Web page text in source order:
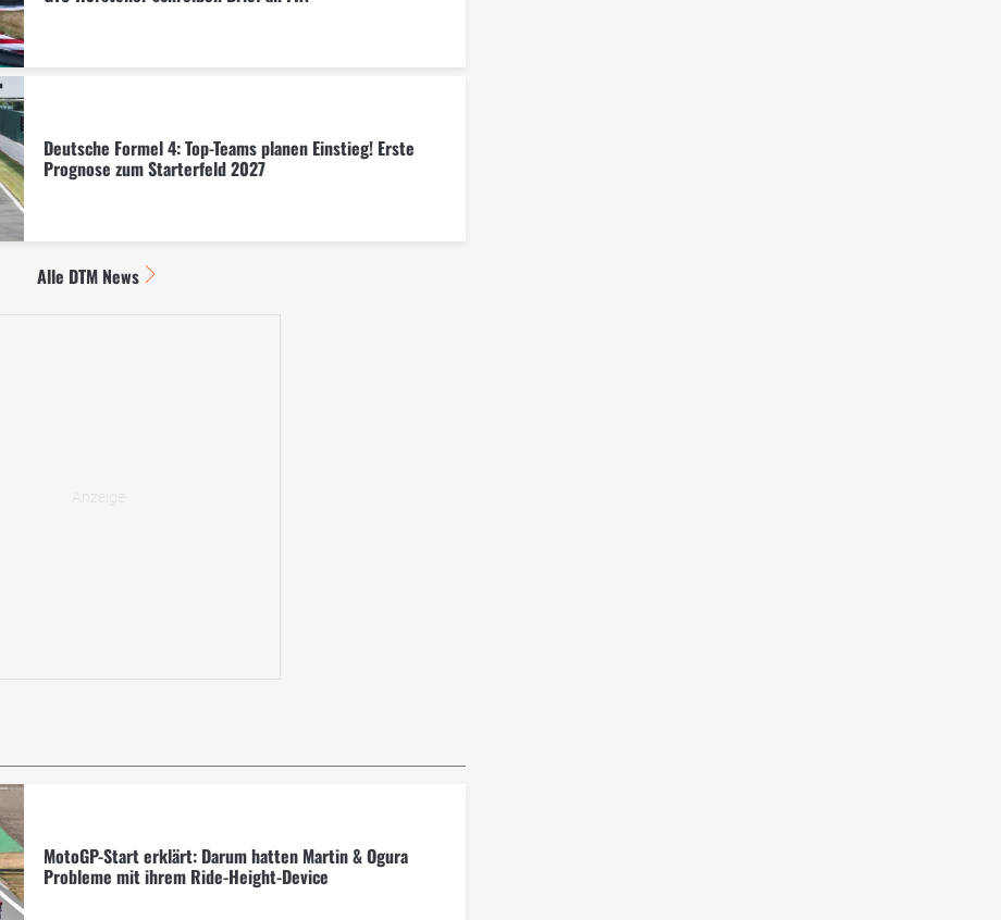
Deutsche Formel 4: Top-Teams planen Einstieg! Erste
Prognose zum Starterfeld 2027
Alle DTM News
MotoGP-Start erklärt: Darum hatten Martin & Ogura
Probleme mit ihrem Ride-Height-Device